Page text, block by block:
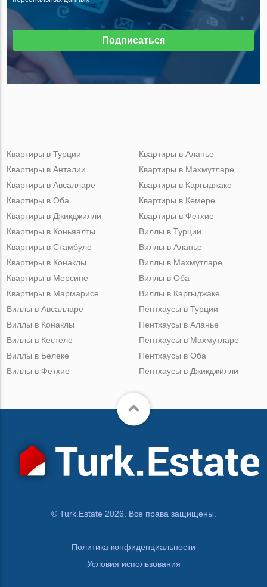
Подписаться
Квартиры в Турции
Квартиры в Анталии
Квартиры в Авсалларе
Квартиры в Оба
Квартиры в Джикджилли
Квартиры в Аланье
Квартиры в Махмутларе
Квартиры в Каргыджаке
Квартиры в Кемере
Квартиры в Фетхие
Квартиры в Коньяалты
Квартиры в Стамбуле
Квартиры в Конаклы
Квартиры в Мерсине
Квартиры в Мармарисе
Виллы в Турции
Виллы в Аланье
Виллы в Махмутларе
Виллы в Оба
Виллы в Каргыджаке
Виллы в Авсалларе
Виллы в Конаклы
Виллы в Кестеле
Виллы в Белеке
Виллы в Фетхие
Пентхаусы в Турции
Пентхаусы в Аланье
Пентхаусы в Махмутларе
Пентхаусы в Оба
Пентхаусы в Джикджилли
© Turk.Estate 2026. Все права защищены.
Политика конфиденциальности
Условия использования